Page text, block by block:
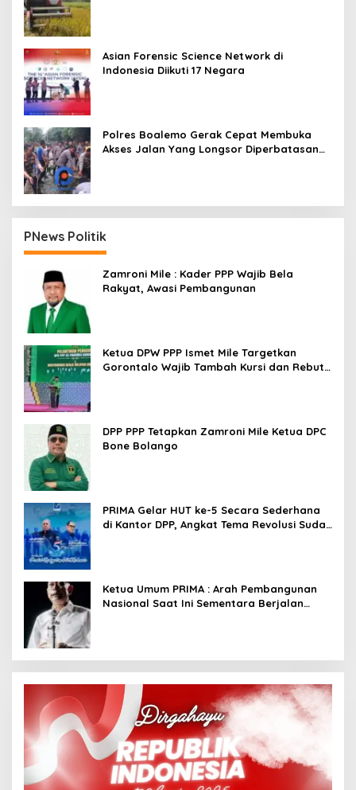
Asian Forensic Science Network di
Indonesia Diikuti 17 Negara
Polres Boalemo Gerak Cepat Membuka
Akses Jalan Yang Longsor Diperbatasan
PNews Politik
Zamroni Mile : Kader PPP Wajib Bela
Rakyat, Awasi Pembangunan
Ketua DPW PPP Ismet Mile Targetkan
Gorontalo Wajib Tambah Kursi dan Rebut
DPP PPP Tetapkan Zamroni Mile Ketua DPC
Bone Bolango
PRIMA Gelar HUT ke-5 Secara Sederhana
di Kantor DPP, Angkat Tema Revolusi Sudah
Ketua Umum PRIMA : Arah Pembangunan
Nasional Saat Ini Sementara Berjalan